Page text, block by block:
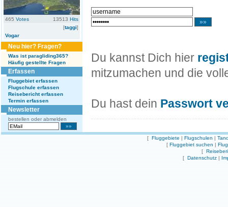
465 Votes 13513 Hits
[taggi]
Vogar
Neu hier? Fragen?
Was ist paragliding365?
Häufig gestellte Fragen
Erfassen
Fluggebiet erfassen
Flugschule erfassen
Reisebericht erfassen
Termin erfassen
Newsletter
bestellen oder abmelden
Du kannst Dich hier
mitzumachen und die
Du hast dein Passwort
[ Fluggebiete | Flugschulen |
[ Fluggebiet suchen |
[
[ Datenschutz |